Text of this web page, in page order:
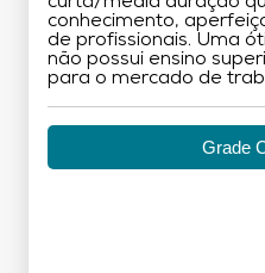
conhecimento,
de profissionais. Uma
não possui ensino
para o mercado de
Grade